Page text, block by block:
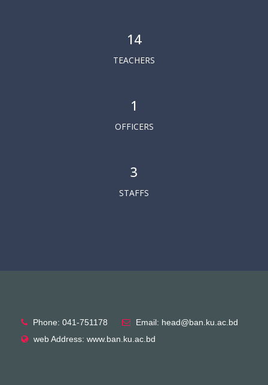
14
TEACHERS
1
OFFICERS
3
STAFFS
Phone: 041-751178
Email: head@ban.ku.ac.bd
web Address: www.ban.ku.ac.bd